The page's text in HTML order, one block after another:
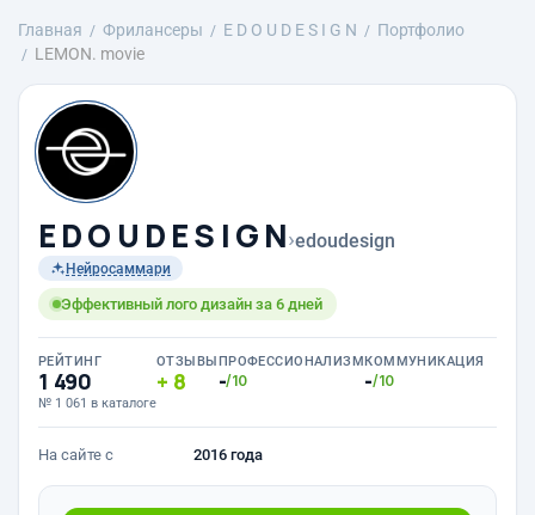
Главная Фрилансеры E D O U D E S I G N
Портфолио
LEMON. movie
E D O U D E S I G N›edoudesign
Нейросаммари
Эффективный лого дизайн за 6 дней
РЕЙТИНГ
1 490
№ 1 061 в каталоге
ОТЗЫВЫ
8
ПРОФЕССИОНАЛИЗМ
-/10
КОММУНИКАЦИЯ
-/10
На сайте с 2016 года